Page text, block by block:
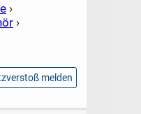
›
›
melden